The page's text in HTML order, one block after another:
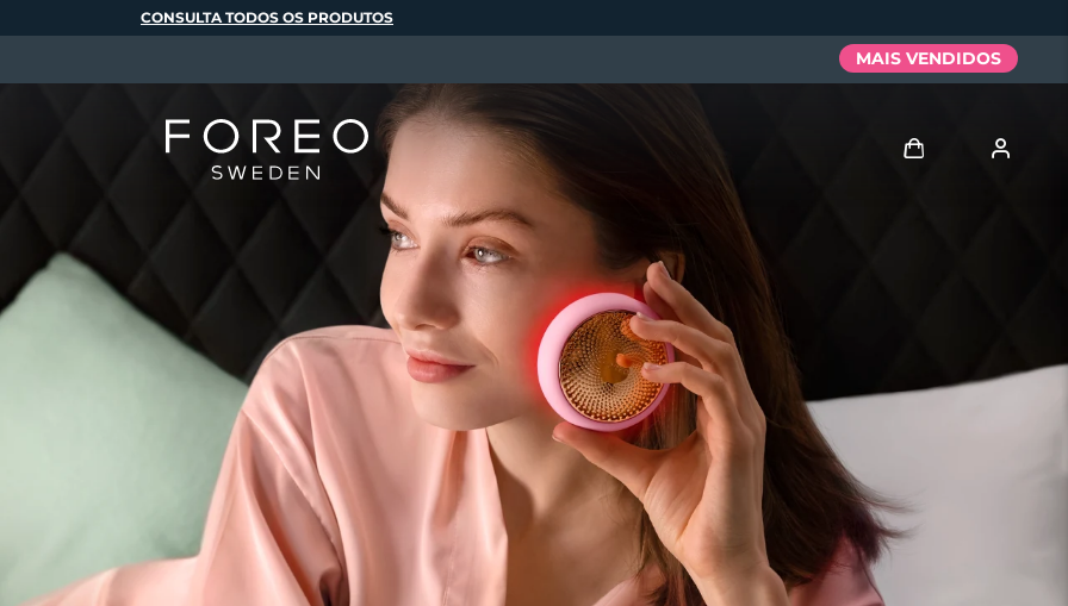
CONSULTA TODOS OS PRODUTOS
MAIS VENDIDOS
Meus pedidos
As minhas subscrições